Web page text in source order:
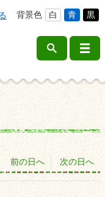
背景色 白 青 黒
前の日へ 次の日へ